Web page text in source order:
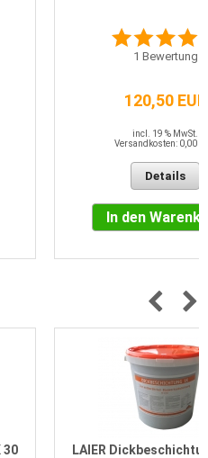
1 Bewertung
120,50 EUR
incl. 19 % MwSt.
Versandkosten: 0,00
Details
In den
30
LAIER